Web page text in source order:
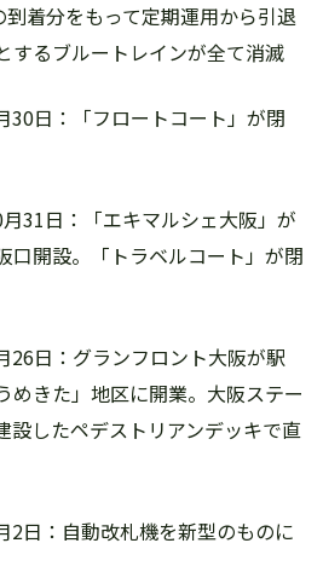
着分をもって定期運用から引退
するブルートレインが全て消滅
30日：「フロートコート」が閉
31日：「エキマルシェ大阪」が
口開設。「トラベルコート」が閉
26日：グランフロント大阪が駅
めきた」地区に開業。大阪ステー
設したペデストリアンデッキで直
2日：自動改札機を新型のものに